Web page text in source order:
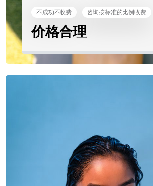
不成功不收费 咨询按标准的比例收费
价格合理